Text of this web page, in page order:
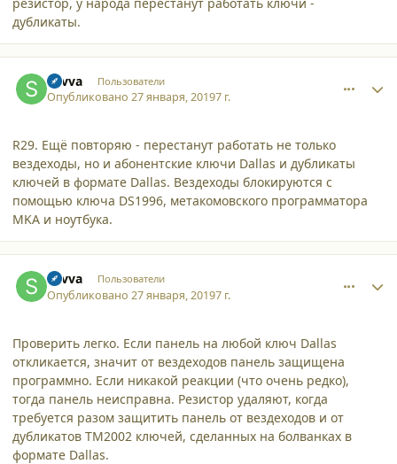
дубликаты.
Savva Пользователи
Опубликовано27 января, 20197 г.
R29. Ещё повторяю - перестанут работать не только
вездеходы, но и абонентские ключи Dallas и дубликаты
ключей в формате Dallas. Вездеходы блокируются с
помощью ключа DS1996, метакомовского программатора
MKA и ноутбука.
Savva Пользователи
Опубликовано27 января, 20197 г.
Проверить легко. Если панель на любой ключ Dallas
откликается, значит от вездеходов панель защищена
программно. Если никакой реакции (что очень редко),
тогда панель неисправна. Резистор удаляют, когда
требуется разом защитить панель от вездеходов и от
дубликатов ТМ2002 ключей, сделанных на болванках в
формате Dallas.